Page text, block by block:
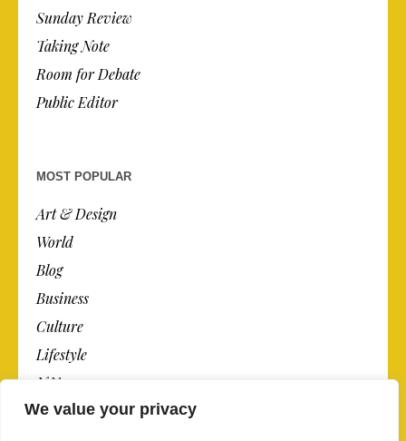
We value your privacy
Sunday Review
Taking Note
Room for Debate
Public Editor
MOST POPULAR
Art & Design
World
Blog
Business
Culture
Lifestyle
N.Y.
Newspaper